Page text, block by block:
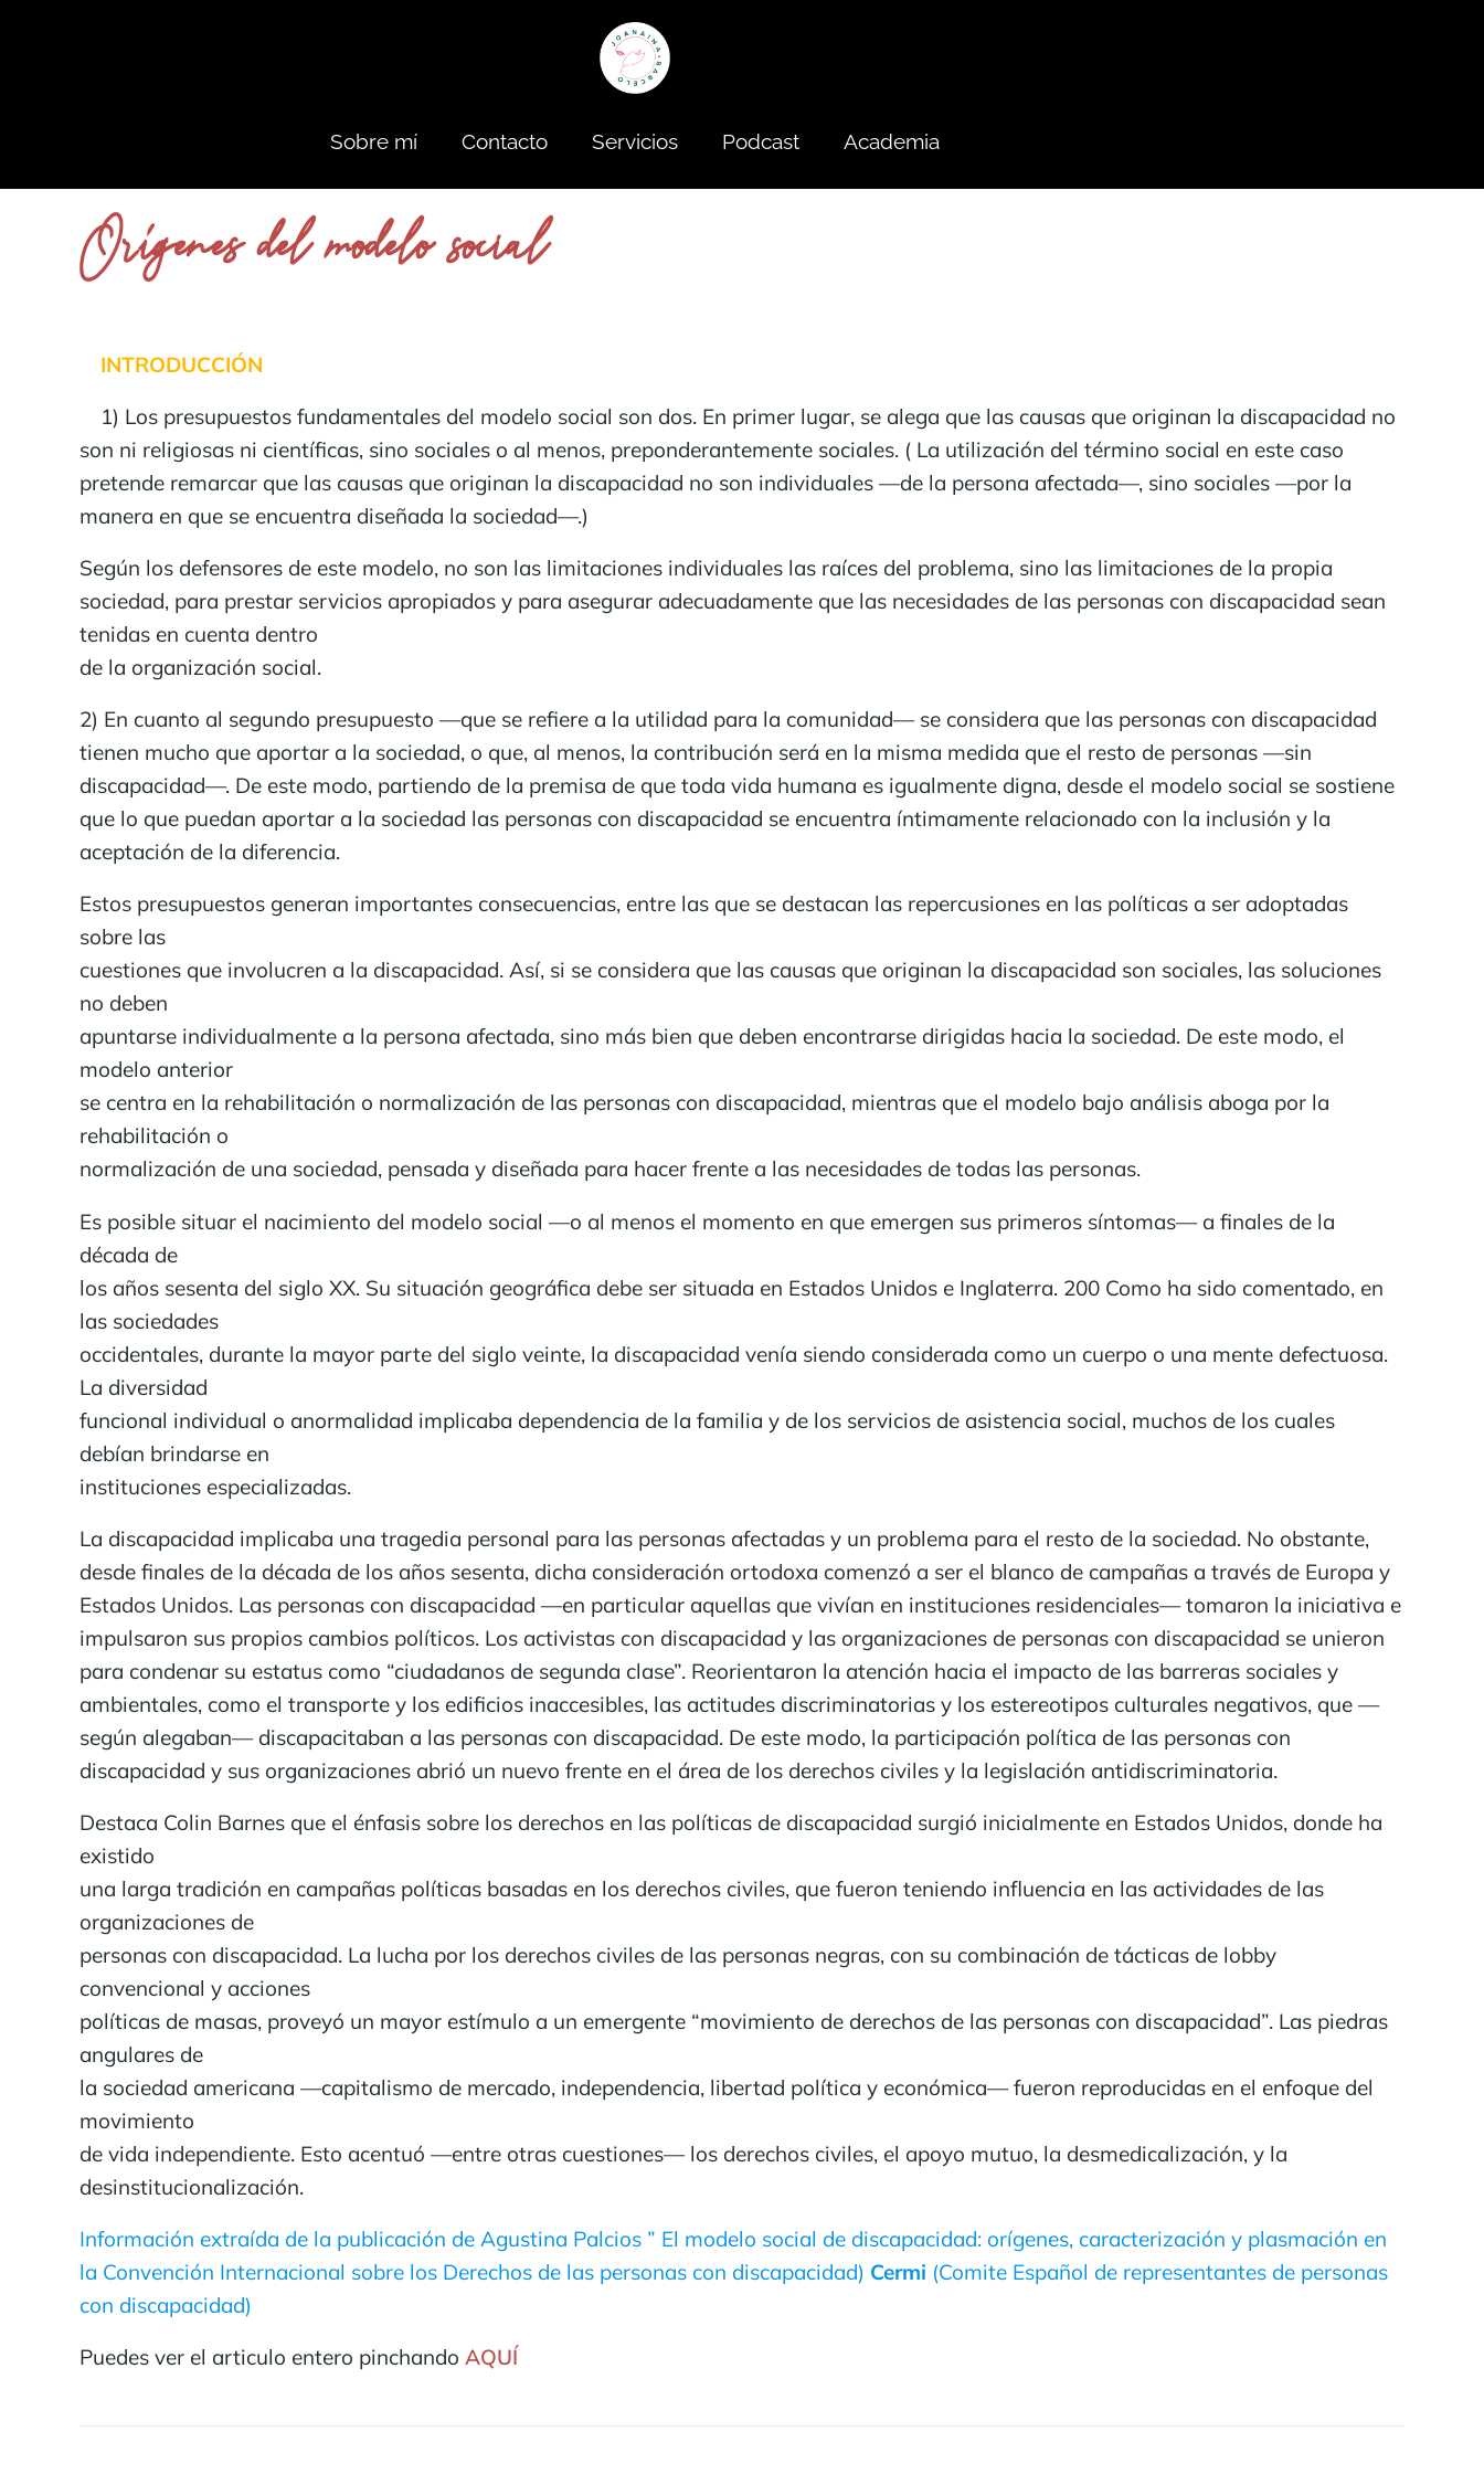
Sobre mí Contacto Servicios Podcast Academia
Orígenes del modelo social
INTRODUCCIÓN
1) Los presupuestos fundamentales del modelo social son dos. En primer lugar, se alega que las causas que originan la discapacidad no
son ni religiosas ni científicas, sino sociales o al menos, preponderantemente sociales. ( La utilización del término social en este caso
pretende remarcar que las causas que originan la discapacidad no son individuales —de la persona afectada—, sino sociales —por la
manera en que se encuentra diseñada la sociedad—.)
Según los defensores de este modelo, no son las limitaciones individuales las raíces del problema, sino las limitaciones de la propia
sociedad, para prestar servicios apropiados y para asegurar adecuadamente que las necesidades de las personas con discapacidad sean
tenidas en cuenta dentro
de la organización social.
2) En cuanto al segundo presupuesto —que se refiere a la utilidad para la comunidad— se considera que las personas con discapacidad
tienen mucho que aportar a la sociedad, o que, al menos, la contribución será en la misma medida que el resto de personas —sin
discapacidad—. De este modo, partiendo de la premisa de que toda vida humana es igualmente digna, desde el modelo social se sostiene
que lo que puedan aportar a la sociedad las personas con discapacidad se encuentra íntimamente relacionado con la inclusión y la
aceptación de la diferencia.
Estos presupuestos generan importantes consecuencias, entre las que se destacan las repercusiones en las políticas a ser adoptadas
sobre las
cuestiones que involucren a la discapacidad. Así, si se considera que las causas que originan la discapacidad son sociales, las soluciones
no deben
apuntarse individualmente a la persona afectada, sino más bien que deben encontrarse dirigidas hacia la sociedad. De este modo, el
modelo anterior
se centra en la rehabilitación o normalización de las personas con discapacidad, mientras que el modelo bajo análisis aboga por la
rehabilitación o
normalización de una sociedad, pensada y diseñada para hacer frente a las necesidades de todas las personas.
Es posible situar el nacimiento del modelo social —o al menos el momento en que emergen sus primeros síntomas— a finales de la
década de
los años sesenta del siglo XX. Su situación geográfica debe ser situada en Estados Unidos e Inglaterra. 200 Como ha sido comentado, en
las sociedades
occidentales, durante la mayor parte del siglo veinte, la discapacidad venía siendo considerada como un cuerpo o una mente defectuosa.
La diversidad
funcional individual o anormalidad implicaba dependencia de la familia y de los servicios de asistencia social, muchos de los cuales
debían brindarse en
instituciones especializadas.
La discapacidad implicaba una tragedia personal para las personas afectadas y un problema para el resto de la sociedad. No obstante,
desde finales de la década de los años sesenta, dicha consideración ortodoxa comenzó a ser el blanco de campañas a través de Europa y
Estados Unidos. Las personas con discapacidad —en particular aquellas que vivían en instituciones residenciales— tomaron la iniciativa e
impulsaron sus propios cambios políticos. Los activistas con discapacidad y las organizaciones de personas con discapacidad se unieron
para condenar su estatus como “ciudadanos de segunda clase”. Reorientaron la atención hacia el impacto de las barreras sociales y
ambientales, como el transporte y los edificios inaccesibles, las actitudes discriminatorias y los estereotipos culturales negativos, que —
según alegaban— discapacitaban a las personas con discapacidad. De este modo, la participación política de las personas con
discapacidad y sus organizaciones abrió un nuevo frente en el área de los derechos civiles y la legislación antidiscriminatoria.
Destaca Colin Barnes que el énfasis sobre los derechos en las políticas de discapacidad surgió inicialmente en Estados Unidos, donde ha
existido
una larga tradición en campañas políticas basadas en los derechos civiles, que fueron teniendo influencia en las actividades de las
organizaciones de
personas con discapacidad. La lucha por los derechos civiles de las personas negras, con su combinación de tácticas de lobby
convencional y acciones
políticas de masas, proveyó un mayor estímulo a un emergente “movimiento de derechos de las personas con discapacidad”. Las piedras
angulares de
la sociedad americana —capitalismo de mercado, independencia, libertad política y económica— fueron reproducidas en el enfoque del
movimiento
de vida independiente. Esto acentuó —entre otras cuestiones— los derechos civiles, el apoyo mutuo, la desmedicalización, y la
desinstitucionalización.
Información extraída de la publicación de Agustina Palcios ” El modelo social de discapacidad: orígenes, caracterización y plasmación en
la Convención Internacional sobre los Derechos de las personas con discapacidad) Cermi (Comite Español de representantes de personas
con discapacidad)
Puedes ver el articulo entero pinchando AQUÍ